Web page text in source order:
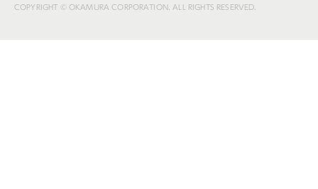
COPYRIGHT © OKAMURA CORPORATION. ALL RIGHTS RESERVED.